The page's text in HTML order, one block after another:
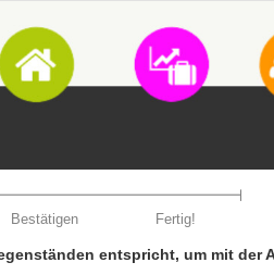
Bestätigen Fertig!
entspricht, um mit der